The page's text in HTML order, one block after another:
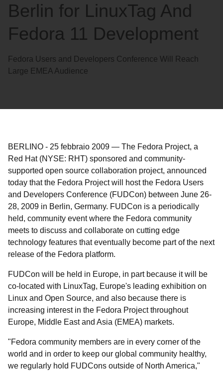
Berlin for LinuxTag And
Fedora 11 Development
Fedora Users and Developers Conference Will Reach
Large EMEA Audience
BERLINO - 25 febbraio 2009 — The Fedora Project, a
Red Hat (NYSE: RHT) sponsored and community-
supported open source collaboration project, announced
today that the Fedora Project will host the Fedora Users
and Developers Conference (FUDCon) between June 26-
28, 2009 in Berlin, Germany. FUDCon is a periodically
held, community event where the Fedora community
meets to discuss and collaborate on cutting edge
technology features that eventually become part of the next
release of the Fedora platform.
FUDCon will be held in Europe, in part because it will be
co-located with LinuxTag, Europe's leading exhibition on
Linux and Open Source, and also because there is
increasing interest in the Fedora Project throughout
Europe, Middle East and Asia (EMEA) markets.
"Fedora community members are in every corner of the
world and in order to keep our global community healthy,
we regularly hold FUDCons outside of North America,"